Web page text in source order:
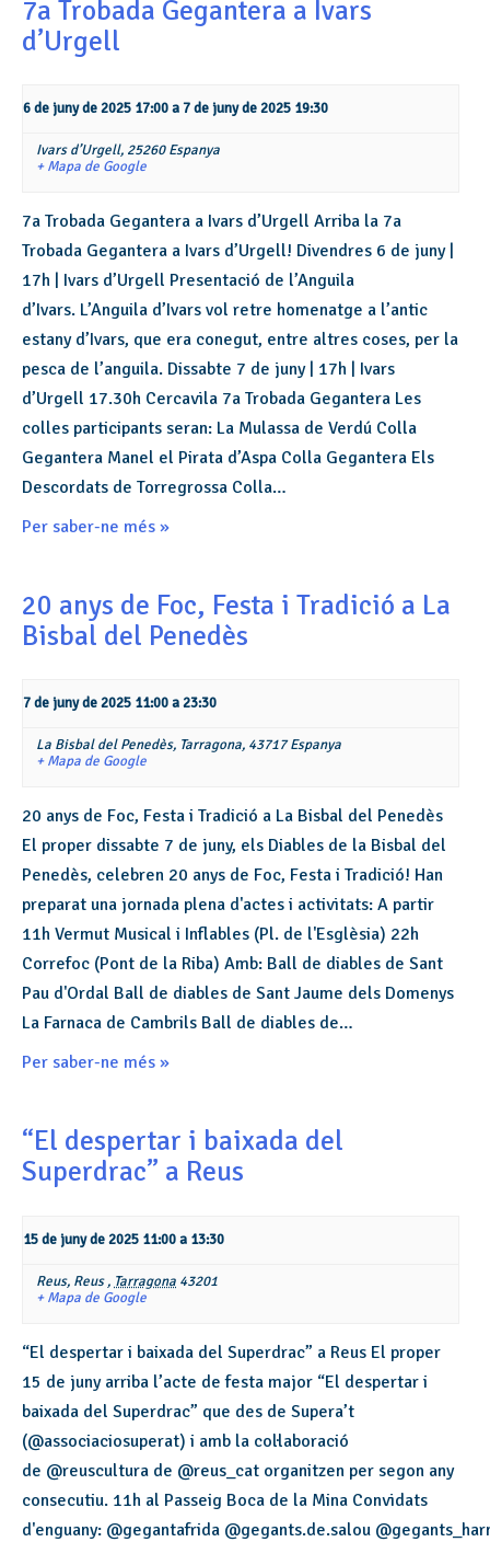
7a Trobada Gegantera a Ivars
d’Urgell
6 de juny de 2025 17:00a7 de juny de 2025 19:30
Ivars d’Urgell, 25260 Espanya
+ Mapa de Google
7a Trobada Gegantera a Ivars d’Urgell Arriba la 7a
Trobada Gegantera a Ivars d’Urgell! Divendres 6 de juny |
17h | Ivars d’Urgell Presentació de l’Anguila
d’Ivars. L’Anguila d’Ivars vol retre homenatge a l’antic
estany d’Ivars, que era conegut, entre altres coses, per la
pesca de l’anguila. Dissabte 7 de juny | 17h | Ivars
d’Urgell 17.30h Cercavila 7a Trobada Gegantera Les
colles participants seran: La Mulassa de Verdú Colla
Gegantera Manel el Pirata d’Aspa Colla Gegantera Els
Descordats de Torregrossa Colla…
Per saber-ne més »
20 anys de Foc, Festa i Tradició a La
Bisbal del Penedès
7 de juny de 2025 11:00a23:30
La Bisbal del Penedès, Tarragona, 43717 Espanya
+ Mapa de Google
20 anys de Foc, Festa i Tradició a La Bisbal del Penedès
El proper dissabte 7 de juny, els Diables de la Bisbal del
Penedès, celebren 20 anys de Foc, Festa i Tradició! Han
preparat una jornada plena d'actes i activitats: A partir
11h Vermut Musical i Inflables (Pl. de l'Esglèsia) 22h
Correfoc (Pont de la Riba) Amb: Ball de diables de Sant
Pau d'Ordal Ball de diables de Sant Jaume dels Domenys
La Farnaca de Cambrils Ball de diables de…
Per saber-ne més »
“El despertar i baixada del
Superdrac” a Reus
15 de juny de 2025 11:00a 13:30
Reus, Reus, Tarragona 43201
+ Mapa de Google
“El despertar i baixada del Superdrac” a Reus El proper
15 de juny arriba l’acte de festa major “El despertar i
baixada del Superdrac” que des de Supera’t
(@associaciosuperat) i amb la col·laboració
de @reuscultura de @reus_cat organitzen per segon any
consecutiu. 11h al Passeig Boca de la Mina Convidats
d'enguany: @gegantafrida @gegants.de.salou